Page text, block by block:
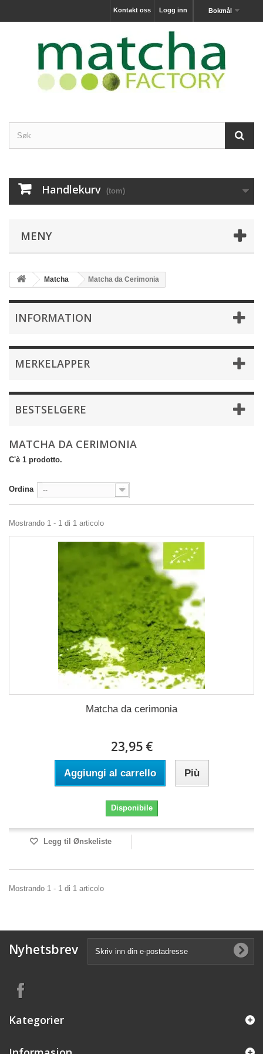
Bokmål
Logg inn
Kontakt oss
Handlekurv (tom)
MENY
Matcha Matcha da Cerimonia
INFORMATION
MERKELAPPER
BESTSELGERE
MATCHA DA CERIMONIA
C'è 1 prodotto.
Ordina --
Mostrando 1 - 1 di 1 articolo
Matcha da cerimonia
23,95 €
Aggiungi al carrello Più
Disponibile
Legg til Ønskeliste
Mostrando 1 - 1 di 1 articolo
Nyhetsbrev
Kategorier